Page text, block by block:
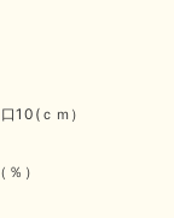
ｃｍ）
）